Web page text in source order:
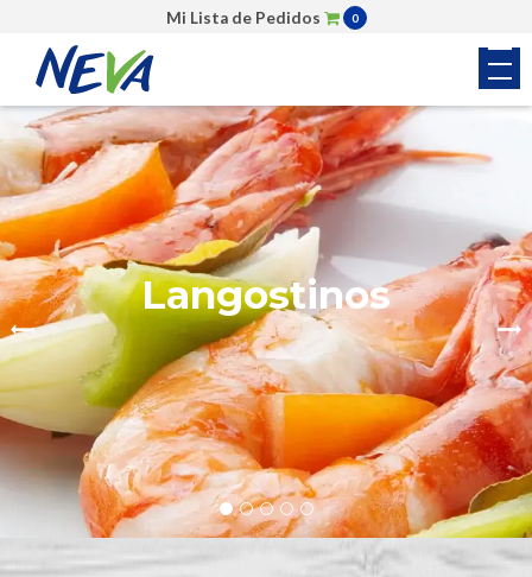
Mi Lista de Pedidos 0
Langostinos
Colas de Camarón